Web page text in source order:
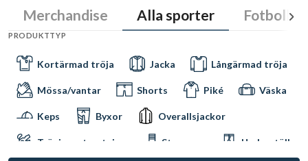
Merchandise Alla sporter Fotboll
PRODUKTTYP
Kortärmad tröja Jacka Långärmad tröja
Mössa/vantar Shorts Piké Väska
Keps Byxor Overallsjackor
Träningsutrustning Strumpor Underställ